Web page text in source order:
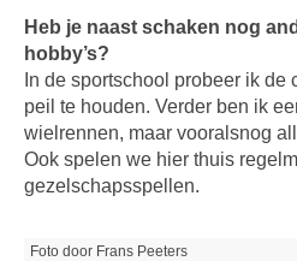
Heb je naast schaken nog
hobby’s?
In de sportschool probeer ik
peil te houden. Verder ben ik
wielrennen, maar vooralsnog
Ook spelen we hier thuis
gezelschapsspellen.
Foto door Frans Peeters